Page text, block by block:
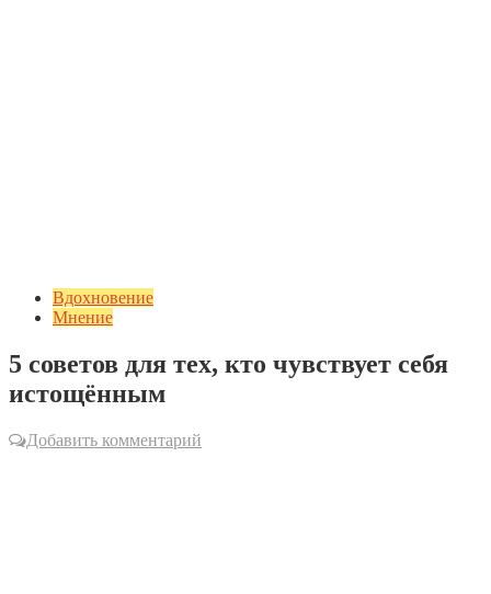
Вдохновение
Мнение
5 советов для тех, кто чувствует себя
истощённым
Добавить комментарий